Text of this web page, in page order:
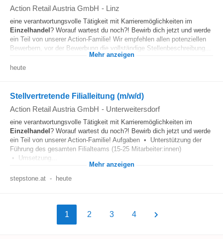
Action Retail Austria GmbH - Linz
eine verantwortungsvolle Tätigkeit mit Karrieremöglichkeiten im
Einzelhandel ? Worauf wartest du noch?! Bewirb dich jetzt und werde
ein Teil von unserer Action-Familie! Wir empfehlen allen potenziellen
Bewerbern, vor der Bewerbung die vollständige Stellenbeschreibung...
Mehr anzeigen
heute
Stellvertretende Filialleitung (m/w/d)
Action Retail Austria GmbH - Unterweitersdorf
eine verantwortungsvolle Tätigkeit mit Karrieremöglichkeiten im
Einzelhandel ? Worauf wartest du noch?! Bewirb dich jetzt und werde
ein Teil von unserer Action-Familie! Aufgaben • Unterstützung der
Führung des gesamten Filialteams (15-25 Mitarbeiter:innen)
• Umsetzung...
Mehr anzeigen
stepstone.at - heute
1 2 3 4